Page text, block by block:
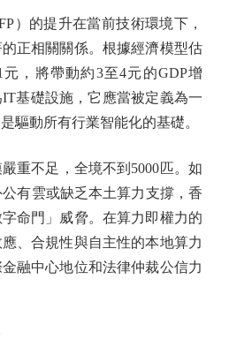
的提升在當前技術環境下，
正相關關係。根據經濟模型估
，將帶動約3至4元的GDP增
基礎設施，它應當被定義為一
驅動所有行業智能化的基礎。
不足，全境不到5000匹。如
有雲或缺乏本土算力支撐，香
命門」威脅。在算力即權力的
、合規性與自主性的本地算力
融中心地位和法律仲裁公信力